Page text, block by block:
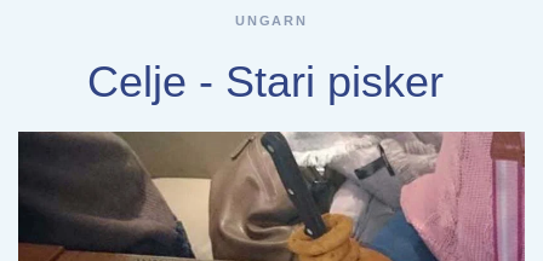
UNGARN
Celje - Stari pisker